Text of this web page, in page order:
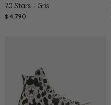
70 Stars - Gris
$ 4.790